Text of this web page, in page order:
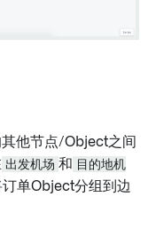
他节点/Object之间
出发机场 和 目的地机
单Object分组到边